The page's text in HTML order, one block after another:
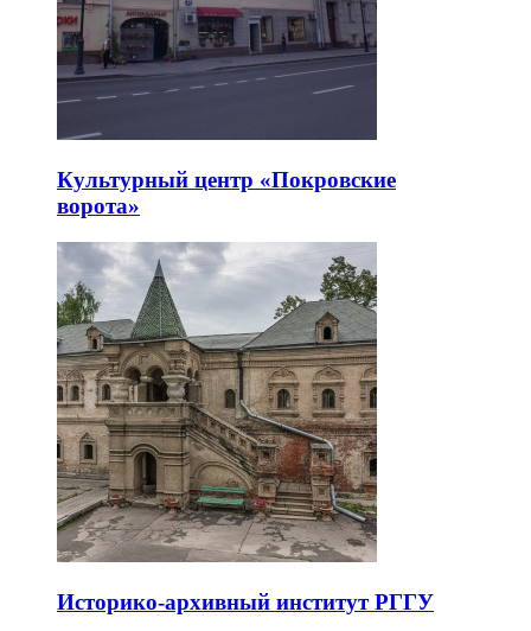
Культурный центр «Покровские
ворота»
Историко-архивный институт РГГУ